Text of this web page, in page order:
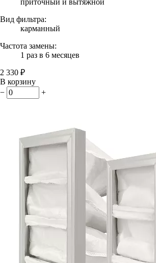
Вид фильтра:
карманный
Частота замены:
1 раз в 6 месяцев
2 330 ₽
В корзину
−
+